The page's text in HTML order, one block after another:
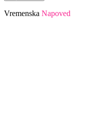
Vremenska Napoved